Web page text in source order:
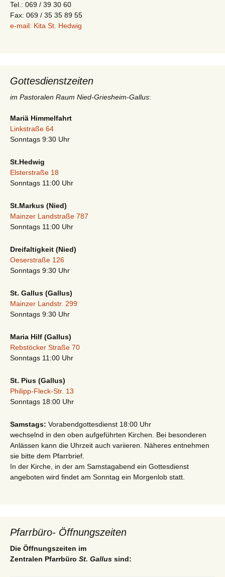
Tel.: 069 / 39 30 60
Fax: 069 / 35 35 89 55
e-mail: Kita St. Hedwig
Gottesdienstzeiten
im Pastoralen Raum Nied-Griesheim-Gallus:
Mariä Himmelfahrt
Linkstraße 64
Sonntags 9:30 Uhr
St.Hedwig
Elsterstraße 18
Sonntags 11:00 Uhr
St.Markus (Nied)
Mainzer Landstraße 787
Sonntags 11:00 Uhr
Dreifaltigkeit (Nied)
Oeserstraße 126
Sonntags 9:30 Uhr
St. Gallus (Gallus)
Mainzer Landstr. 299
Sonntags 9:30 Uhr
Maria Hilf (Gallus)
Rebstöcker Straße 70
Sonntags 11:00 Uhr
St. Pius (Gallus)
Philipp-Fleck-Str. 13
Sonntags 18:00 Uhr
Samstags: Vorabendgottesdienst 18:00 Uhr
wechselnd in den oben aufgeführten Kirchen. Bei besonderen
Anlässen kann die Uhrzeit auch variieren. Näheres entnehmen
sie bitte dem Pfarrbrief.
In der Kirche, in der am Samstagabend ein Gottesdienst
angeboten wird findet am Sonntag ein Morgenlob statt.
Pfarrbüro- Öffnungszeiten
Die Öffnungszeiten im
Zentralen Pfarrbüro St. Gallus sind: